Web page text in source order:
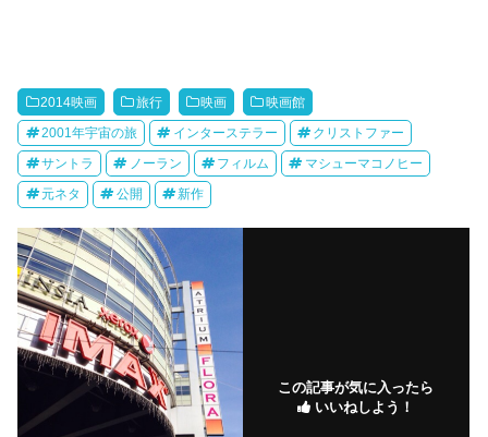
2014映画 旅行 映画 映画館
2001年宇宙の旅 インターステラー クリストファー
サントラ ノーラン フィルム マシューマコノヒー
元ネタ 公開 新作
この記事が気に入ったら
いいねしよう！